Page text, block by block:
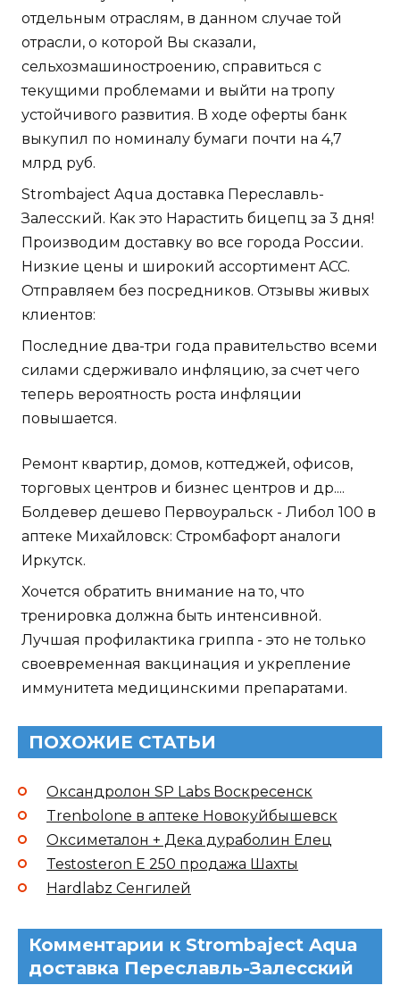
отдельным отраслям, в данном случае той
отрасли, о которой Вы сказали,
сельхозмашиностроению, справиться с
текущими проблемами и выйти на тропу
устойчивого развития. В ходе оферты банк
выкупил по номиналу бумаги почти на 4,7
млрд руб.
Strombaject Aqua доставка Переславль-
Залесский. Как это Нарастить бицепц за 3 дня!
Производим доставку во все города России.
Низкие цены и широкий ассортимент ACC.
Отправляем без посредников. Отзывы живых
клиентов:
Последние два-три года правительство всеми
силами сдерживало инфляцию, за счет чего
теперь вероятность роста инфляции
повышается.
Ремонт квартир, домов, коттеджей, офисов,
торговых центров и бизнес центров и др....
Болдевер дешево Первоуральск - Либол 100 в
аптеке Михайловск: Стромбафорт аналоги
Иркутск.
Хочется обратить внимание на то, что
тренировка должна быть интенсивной.
Лучшая профилактика гриппа - это не только
своевременная вакцинация и укрепление
иммунитета медицинскими препаратами.
ПОХОЖИЕ СТАТЬИ
Оксандролон SP Labs Воскресенск
Trenbolone в аптеке Новокуйбышевск
Оксиметалон + Дека дураболин Елец
Testosteron E 250 продажа Шахты
Hardlabz Сенгилей
Комментарии к Strombaject Aqua
доставка Переславль-Залесский